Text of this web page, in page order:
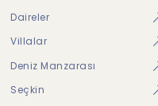
Daireler
Villalar
Deniz Manzarası
Seçkin